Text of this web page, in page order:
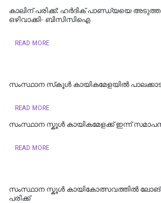
കാലിന് പരിക്ക്: ഹര്‍ദിക് പാണ്ഡ്യയെ അടുത്ത
ഒഴിവാക്കി- ബിസിസിഐ
READ MORE
സംസ്ഥാന സ്‌കൂൾ കായികമേളയിൽ
READ MORE
സംസ്ഥാന സ്കൂൾ കായികമേളക്ക് ഇന്ന് സമാപനം;
READ MORE
സംസ്ഥാന സ്കൂൾ കായികോത്സവത്തിൽ ലോങ്
പരിക്ക്